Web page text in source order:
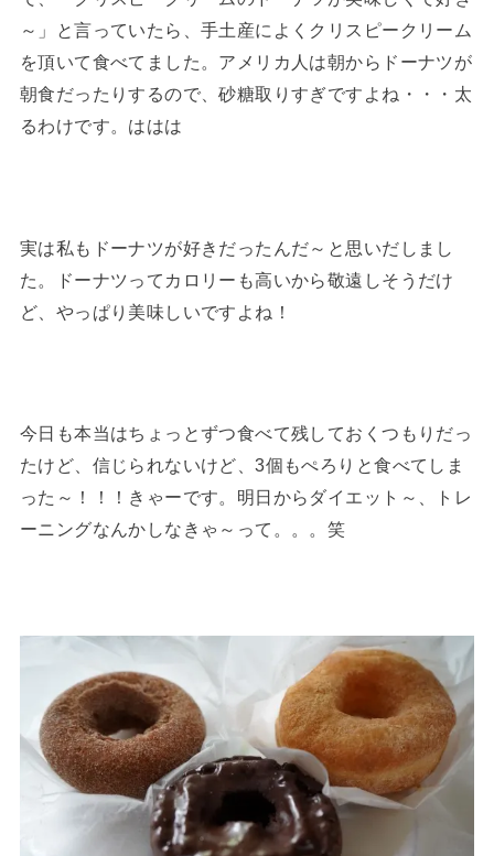
～」と言っていたら、手土産によくクリスピークリーム
を頂いて食べてました。アメリカ人は朝からドーナツが
朝食だったりするので、砂糖取りすぎですよね・・・太
るわけです。ははは
実は私もドーナツが好きだったんだ～と思いだしまし
た。ドーナツってカロリーも高いから敬遠しそうだけ
ど、やっぱり美味しいですよね！
今日も本当はちょっとずつ食べて残しておくつもりだっ
たけど、信じられないけど、3個もぺろりと食べてしま
った～！！！きゃーです。明日からダイエット～、トレ
ーニングなんかしなきゃ～って。。。笑